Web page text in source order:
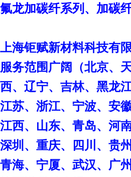
氟龙加碳纤系列、加碳
上海钜赋新材料科技有
服务范围广阔（北京、
西、辽宁、吉林、黑龙
江苏、浙江、宁波、安
江西、山东、青岛、河
深圳、重庆、四川、贵
青海、宁厦、武汉、广